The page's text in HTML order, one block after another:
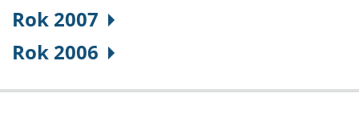
Rok 2007
Rok 2006